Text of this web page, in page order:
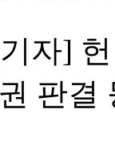
자]
판결